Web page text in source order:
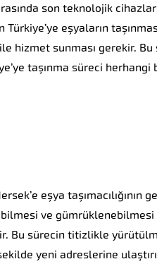
son teknolojik
eşyaların
hizmet sunması gerekir. Bu
taşınma süreci
eşya taşımacılığının
ve
Bu sürecin titizlikle
yeni adreslerine